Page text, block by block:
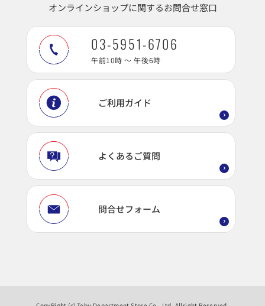
オンラインショップに関するお問合せ窓口
03-5951-6706
午前10時 ～ 午後6時
ご利用ガイド
よくあるご質問
問合せフォーム